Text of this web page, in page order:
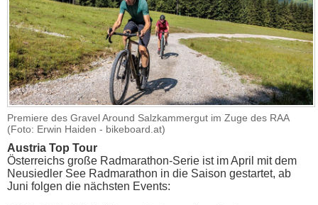
Premiere des Gravel Around Salzkammergut im Zuge des RAA
(Foto: Erwin Haiden - bikeboard.at)
Austria Top Tour
Österreichs große Radmarathon-Serie ist im April mit dem
Neusiedler See Radmarathon in die Saison gestartet, ab
Juni folgen die nächsten Events: